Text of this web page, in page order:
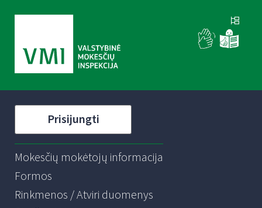
Prisijungti
Mokesčių mokėtojų informacija
Formos
Rinkmenos / Atviri duomenys